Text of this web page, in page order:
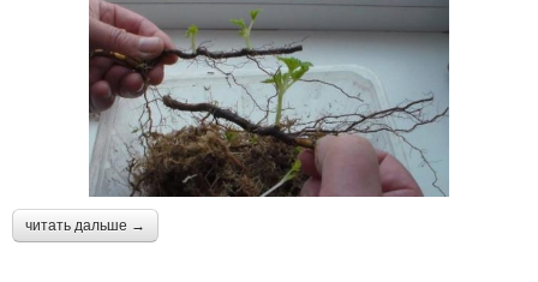
читать дальше →